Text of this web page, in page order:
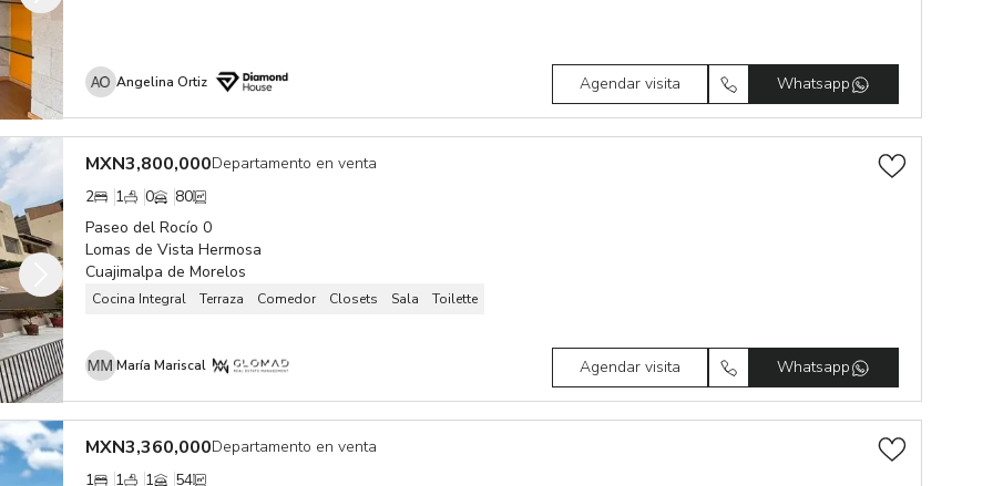
Angelina Ortiz Agendar visita Whatsapp
MXN3,800,000Departamento en venta
2
1 0
80
Paseo del Rocío 0
Lomas de Vista Hermosa
Cuajimalpa de Morelos
Cocina Integral Terraza Comedor Closets Sala Toilette
María Mariscal Agendar visita Whatsapp
MXN3,360,000Departamento en venta
1
1 1 54